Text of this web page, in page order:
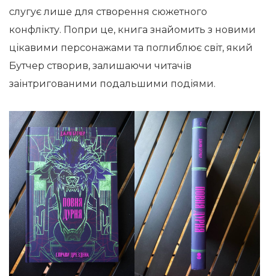
слугує лише для створення сюжетного
конфлікту. Попри це, книга знайомить з новими
цікавими персонажами та поглиблює світ, який
Бутчер створив, залишаючи читачів
заінтригованими подальшими подіями.